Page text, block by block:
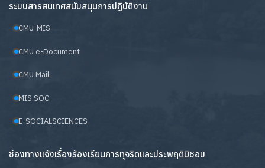
ระบบสารสนเทศสนับสนุนการปฏิบัติงาน
CMU-MIS
CMU e-Document
CMU Mail
MIS SOC
E-SOCIALSCIENCES
ช่องทางแจ้งเรื่องร้องเรียนการทุจริตและประพฤติมิชอบ